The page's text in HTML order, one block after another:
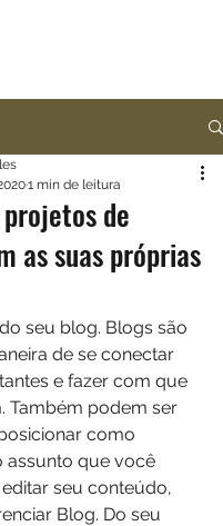
de
as suas próprias
1 min de leitura
seu blog. Blogs são
de se conectar
e fazer com que
Também podem ser
como
assunto que você
seu conteúdo,
Blog. Do seu